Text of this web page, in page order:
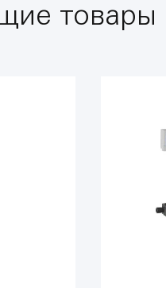
товары